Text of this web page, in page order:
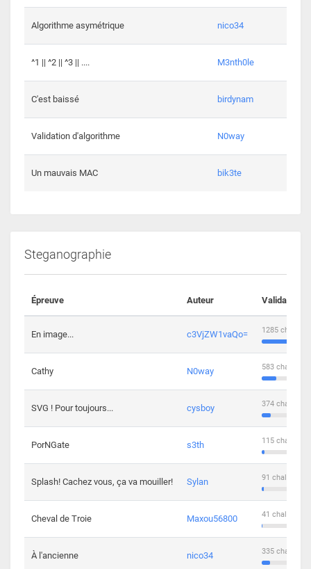
Algorithme asymétrique nico34
^1 || ^2 || ^3 || .... M3nth0le
C'est baissé birdynam
Validation d'algorithme N0way
Un mauvais MAC bik3te
Steganographie
Épreuve Auteur Validations
En image... c3VjZW1vaQo= 1285
Cathy N0way 583
SVG ! Pour toujours... cysboy 374
PorNGate s3th 115
Splash! Cachez vous, ça va mouiller! Sylan 91
Cheval de Troie Maxou56800 41
À l'ancienne nico34 335